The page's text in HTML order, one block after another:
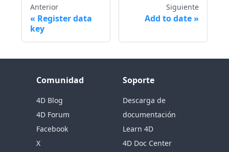
Anterior
Register data
key
Siguiente
Add to date
Comunidad
4D Blog
4D Forum
Facebook
X
Soporte
Descarga de
documentación
Learn 4D
4D Doc Center